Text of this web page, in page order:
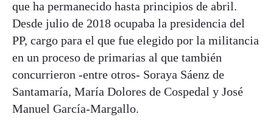
que ha permanecido hasta principios de abril.
Desde julio de 2018 ocupaba la presidencia del
PP, cargo para el que fue elegido por la militancia
en un proceso de primarias al que también
concurrieron -entre otros- Soraya Sáenz de
Santamaría, María Dolores de Cospedal y José
Manuel García-Margallo.